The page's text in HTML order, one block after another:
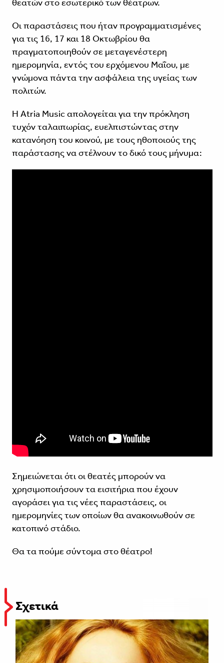
θεατών στο εσωτερικό των θέατρων.
Οι παραστάσεις που ήταν προγραμματισμένες
για τις 16, 17 και 18 Οκτωβρίου θα
πραγματοποιηθούν σε μεταγενέστερη
ημερομηνία, εντός του ερχόμενου Μαΐου, με
γνώμονα πάντα την ασφάλεια της υγείας των
πολιτών.
Η Atria Music απολογείται για την πρόκληση
τυχόν ταλαιπωρίας, ευελπιστώντας στην
κατανόηση του κοινού, με τους ηθοποιούς της
παράστασης να στέλνουν το δικό τους μήνυμα:
Σημειώνεται ότι οι θεατές μπορούν να
χρησιμοποιήσουν τα εισιτήρια που έχουν
αγοράσει για τις νέες παραστάσεις, οι
ημερομηνίες των οποίων θα ανακοινωθούν σε
κατοπινό στάδιο.
Θα τα πούμε σύντομα στο θέατρο!
Σχετικά